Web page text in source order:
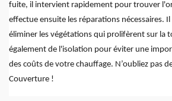
fuite, il intervient rapidement pour trouver
effectue ensuite les réparations nécessaires.
éliminer les végétations qui prolifèrent sur la
également de l'isolation pour éviter une
des coûts de votre chauffage. N’oubliez pas
Couverture !